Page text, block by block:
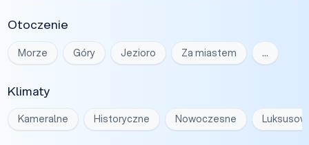
Otoczenie
Morze Góry Jezioro Za miastem …
Klimaty
Kameralne Historyczne Nowoczesne